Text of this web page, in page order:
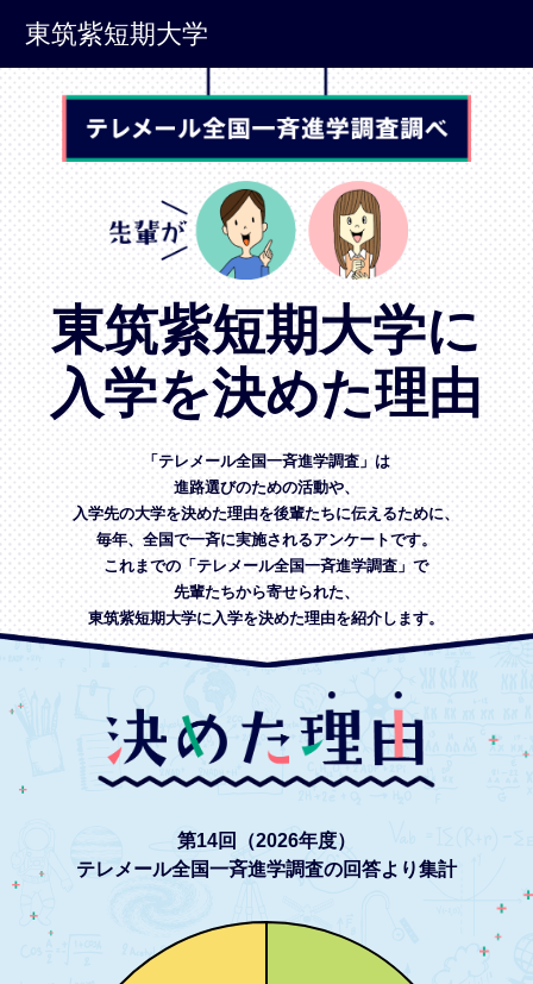
東筑紫短期大学
東筑紫短期大学に
入学を決めた理由
「テレメール全国一斉進学調査」は
進路選びのための活動や、
入学先の大学を決めた理由を後輩たちに伝えるために、
毎年、全国で一斉に実施されるアンケートです。
これまでの「テレメール全国一斉進学調査」で
先輩たちから寄せられた、
東筑紫短期大学に入学を決めた理由を紹介します。
第14回（2026年度）
テレメール全国一斉進学調査の回答より集計